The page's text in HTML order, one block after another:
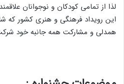
لذا از تمامی کودکان و نوجوانان
این رویداد فرهنگی و هنری کشور که
همدلی و مشارکت همه جانبه خود